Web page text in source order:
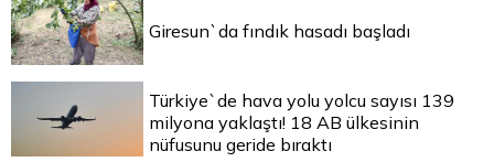
Giresun`da fındık hasadı başladı
Türkiye`de hava yolu yolcu sayısı 139
milyona yaklaştı! 18 AB ülkesinin
nüfusunu geride bıraktı